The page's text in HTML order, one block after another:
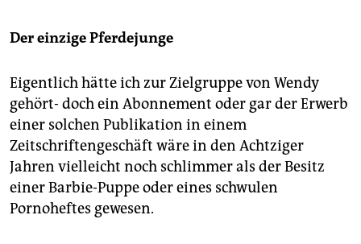
Der einzige Pferdejunge
Eigentlich hätte ich zur Zielgruppe von Wendy
gehört- doch ein Abonnement oder gar der Erwerb
einer solchen Publikation in einem
Zeitschriftengeschäft wäre in den Achtziger
Jahren vielleicht noch schlimmer als der Besitz
einer Barbie-Puppe oder eines schwulen
Pornoheftes gewesen.